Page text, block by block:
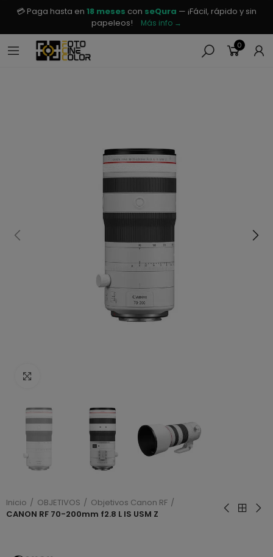
💳 Paga hasta en 18 meses con seQura — ¡Fácil, rápido y sin
papeleos!
Más info →
0
Inicio OBJETIVOS
Objetivos Canon RF
CANON RF 70-200mm f2.8 L IS USM Z